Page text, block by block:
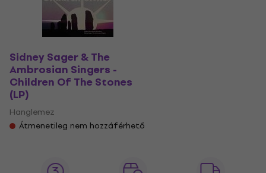
Sidney Sager & The
Ambrosian Singers -
Children Of The Stones
(LP)
Hanglemez
Átmenetileg nem hozzáférhető